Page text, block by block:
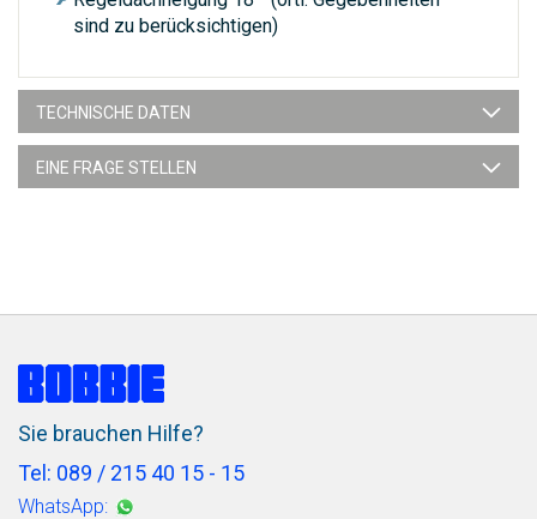
sind zu berücksichtigen)
TECHNISCHE DATEN
EINE FRAGE STELLEN
Sie brauchen Hilfe?
Tel: 089 / 215 40 15 - 15
WhatsApp: